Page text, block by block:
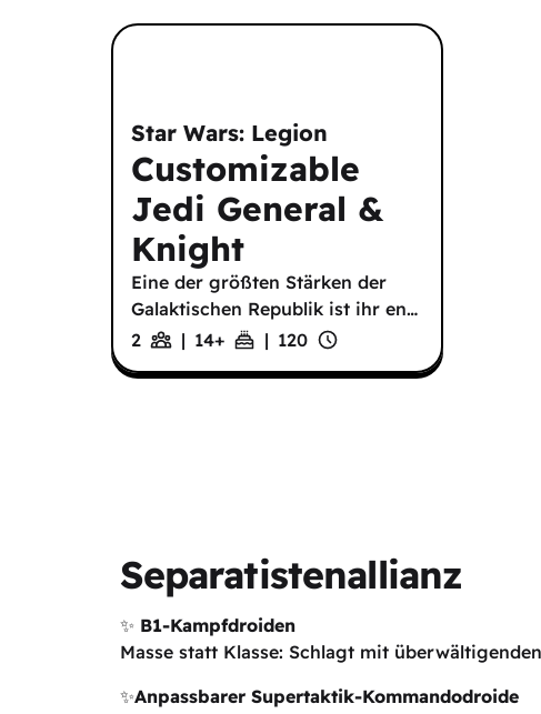
Star Wars: Legion
Customizable
Jedi General &
Knight
Eine der größten Stärken der
Galaktischen Republik ist ihr en…
2
| 14+ | 120
Separatistenallianz
✨ B1-Kampfdroiden
Masse statt Klasse: Schlagt mit
✨Anpassbarer Supertaktik-Kommandodroide